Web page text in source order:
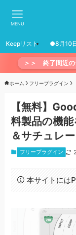
MENU
Keepリスト ●8月10
＞＞ 終了間近の
ホーム フリープラグイン
【無料】
料製品の機
＆サチュレ
フリープラグイン
本サイトには